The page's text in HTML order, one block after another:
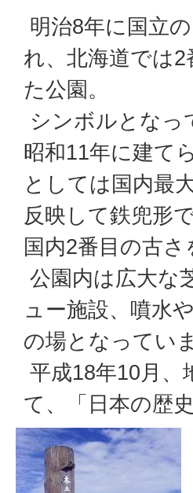
明治8年に国立
れ、北海道では
た公園。
シンボルとなっ
昭和11年に建て
としては国内最
反映して鉄兜形
国内2番目の古さ
公園内は広大な
ュー施設、噴水
の場となってい
平成18年10月、
て、「日本の歴